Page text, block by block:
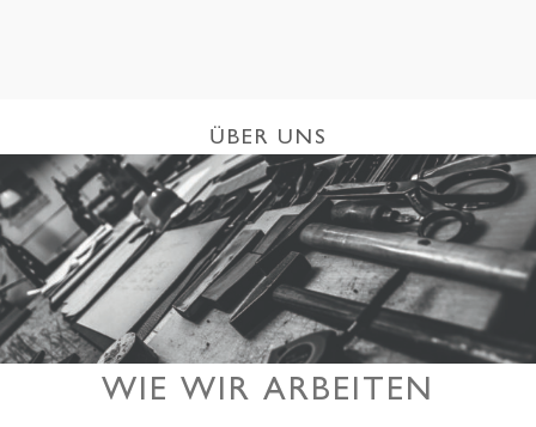
ÜBER UNS
WIE WIR ARBEITEN